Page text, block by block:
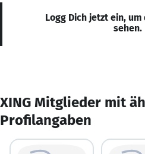
Logg Dich jetzt ein,
sehen.
XING Mitglieder mit
Profilangaben